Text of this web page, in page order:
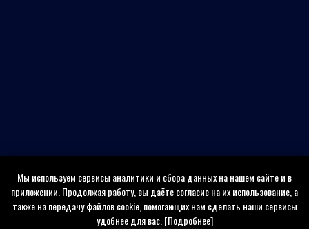
Мы используем сервисы аналитики и сбора данных на нашем сайте и в
приложении. Продолжая работу, вы даёте согласие на их использование, а
также на передачу файлов cookie, помогающих нам сделать наши сервисы
удобнее для вас.[Подробнее]